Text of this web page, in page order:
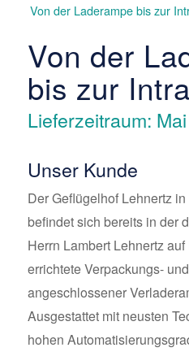
Von der
bis zur
Lieferzeitraum:
Unser Kunde
Der Geflügelhof Lehnertz
befindet sich bereits in der
Herrn Lambert Lehnertz
errichtete Verpackungs-
angeschlossener
Ausgestattet mit neusten
hohen